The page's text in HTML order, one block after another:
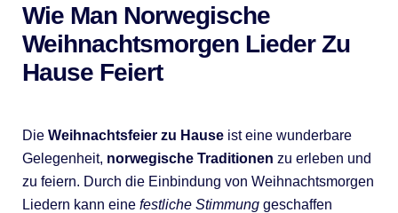
Wie Man Norwegische
Weihnachtsmorgen Lieder Zu
Hause Feiert
Die Weihnachtsfeier zu Hauseist eine wunderbare
Gelegenheit, norwegische Traditionen zu erleben und
zu feiern. Durch die Einbindung von Weihnachtsmorgen
Liedern kann eine festliche Stimmunggeschaffen